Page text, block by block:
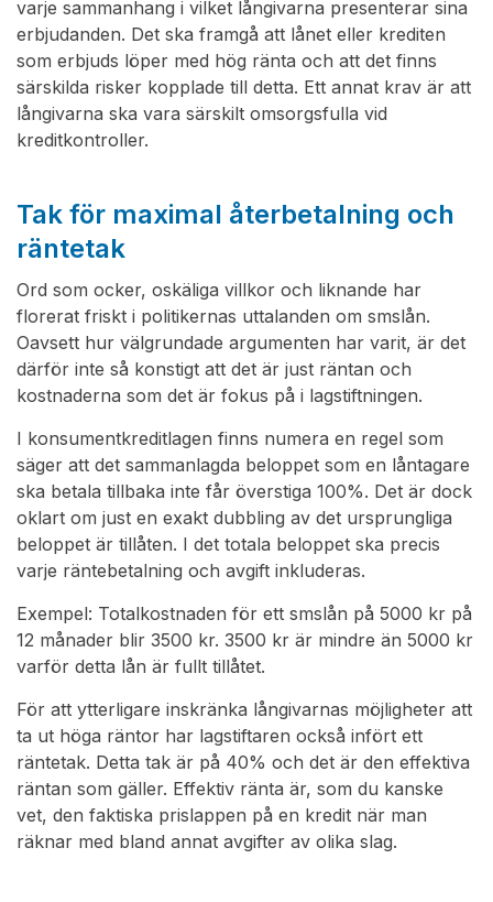
varje sammanhang i vilket långivarna presenterar sina
erbjudanden. Det ska framgå att lånet eller krediten
som erbjuds löper med hög ränta och att det finns
särskilda risker kopplade till detta. Ett annat krav är att
långivarna ska vara särskilt omsorgsfulla vid
kreditkontroller.
Tak för maximal återbetalning och
räntetak
Ord som ocker, oskäliga villkor och liknande har
florerat friskt i politikernas uttalanden om smslån.
Oavsett hur välgrundade argumenten har varit, är det
därför inte så konstigt att det är just räntan och
kostnaderna som det är fokus på i lagstiftningen.
I konsumentkreditlagen finns numera en regel som
säger att det sammanlagda beloppet som en låntagare
ska betala tillbaka inte får överstiga 100%. Det är dock
oklart om just en exakt dubbling av det ursprungliga
beloppet är tillåten. I det totala beloppet ska precis
varje räntebetalning och avgift inkluderas.
Exempel: Totalkostnaden för ett smslån på 5000 kr på
12 månader blir 3500 kr. 3500 kr är mindre än 5000 kr
varför detta lån är fullt tillåtet.
För att ytterligare inskränka långivarnas möjligheter att
ta ut höga räntor har lagstiftaren också infört ett
räntetak. Detta tak är på 40% och det är den effektiva
räntan som gäller. Effektiv ränta är, som du kanske
vet, den faktiska prislappen på en kredit när man
räknar med bland annat avgifter av olika slag.